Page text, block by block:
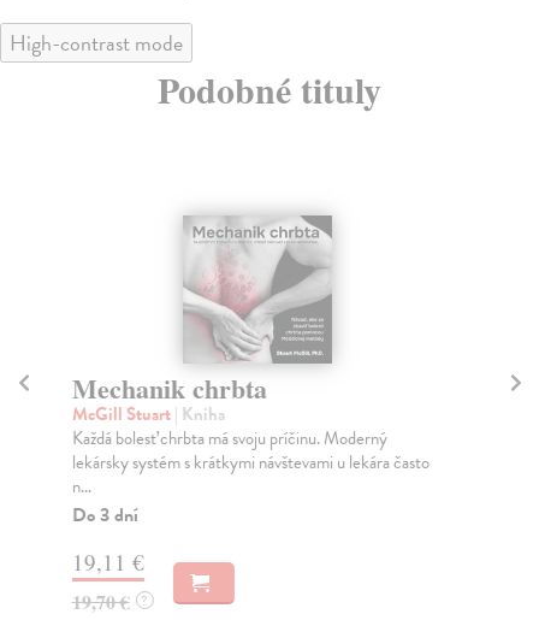
High-contrast mode
Podobné tituly
Mechanik chrbta
McGill Stuart| Kniha
Každá bolesť chrbta má svoju príčinu. Moderný
lekársky systém s krátkymi návštevami u lekára často
n...
Do 3 dní
19,11 €
19,70 € ?